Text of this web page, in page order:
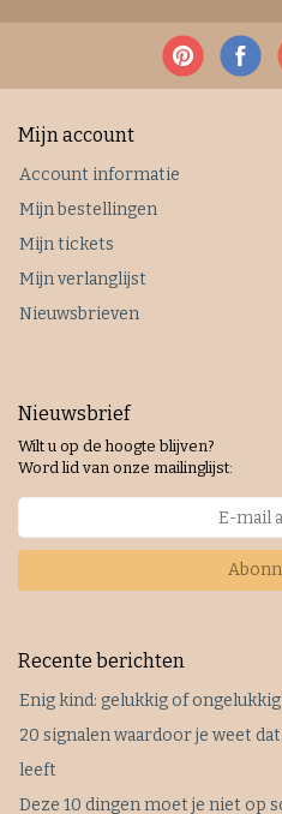
Mijn account
Account informatie
Mijn bestellingen
Mijn tickets
Mijn verlanglijst
Nieuwsbrieven
Nieuwsbrief
Wilt u op de hoogte blijven?
Word lid van onze mailinglijst:
Recente berichten
Enig kind: gelukkig of
20 signalen waardoor je weet
leeft
Deze 10 dingen moet je niet op